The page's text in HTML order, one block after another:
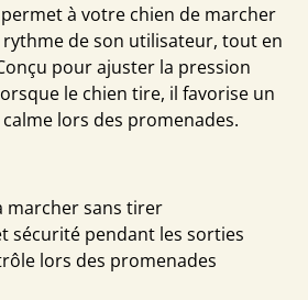
à votre chien de marcher
de son utilisateur, tout en
pour ajuster la pression
le chien tire, il favorise un
lors des promenades.
marcher sans tirer
sécurité pendant les sorties
lors des promenades